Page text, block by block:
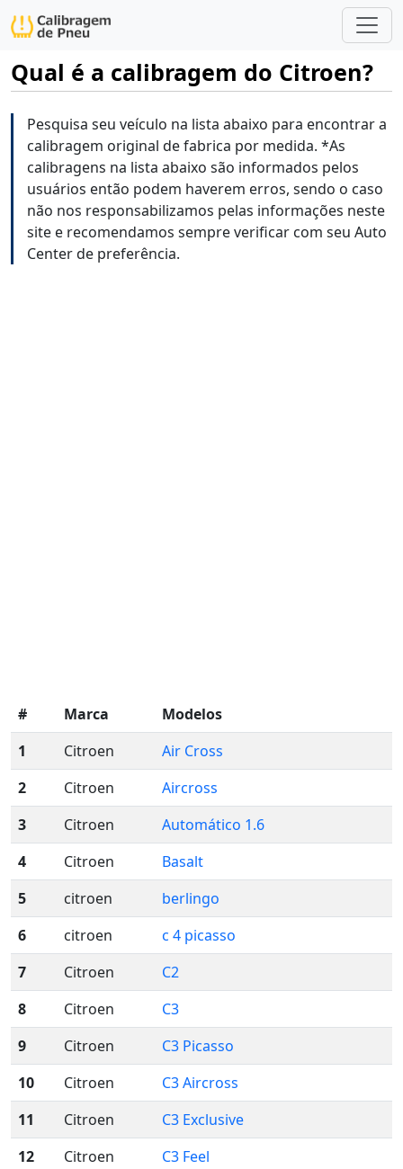
Qual é a calibragem do Citroen?
Pesquisa seu veículo na lista abaixo para encontrar a
calibragem original de fabrica por medida. *As
calibragens na lista abaixo são informados pelos
usuários então podem haverem erros, sendo o caso
não nos responsabilizamos pelas informações neste
site e recomendamos sempre verificar com seu Auto
Center de preferência.
# Marca
Modelos
1
Citroen
Air Cross
2
Citroen
Aircross
3
Citroen
Automático 1.6
4
Citroen
Basalt
5
citroen
berlingo
6
citroen
c 4 picasso
7
Citroen
C2
8
Citroen
C3
9
Citroen
C3 Picasso
10
Citroen
C3 Aircross
11
Citroen
C3 Exclusive
12
Citroen
C3 Feel